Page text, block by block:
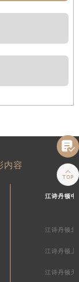
内容
江诗丹顿中
江诗丹顿北
江诗丹顿上
江诗丹顿天

